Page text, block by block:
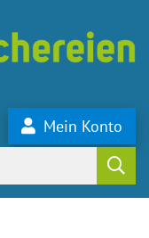
Mein Konto